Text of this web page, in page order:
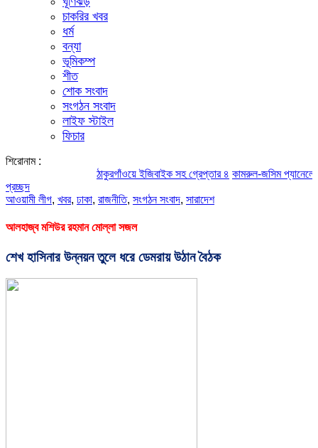
চাকরির খবর
ধর্ম
বন্যা
ভূমিকম্প
শীত
শোক সংবাদ
সংগঠন সংবাদ
লাইফ স্টাইল
ফিচার
শিরোনাম :
ঠাকুরগাঁওয়ে ইজিবাইক সহ গ্রেপ্তার ৪ কামরুল-জসিম প্যানেলের
প্রচ্ছদ
আওয়ামী লীগ, খবর, ঢাকা, রাজনীতি, সংগঠন সংবাদ, সারাদেশ
আলহাজ্ব মশিউর রহমান মোল্লা সজল
শেখ হাসিনার উন্নয়ন তুলে ধরে ডেমরায় উঠান বৈঠক